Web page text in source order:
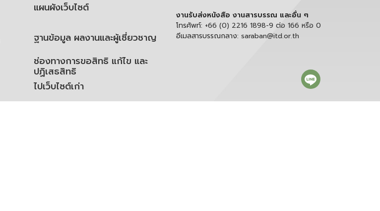
แผนผังเว็บไซต์
ฐานข้อมูล ผลงานและผู้เชี่ยวชาญ
ช่องทางการขอสิทธิ แก้ไข และ
ปฏิเสธสิทธิ
ไปเว็บไซต์เก่า
งานรับส่งหนังสือ งานสารบรรณ และอื่น ๆ
โทรศัพท์: +66 (0) 2216 1898-9 ต่อ 166 หรือ 0
อีเมลสารบรรณกลาง: saraban@itd.or.th